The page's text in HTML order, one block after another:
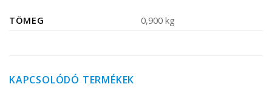
TÖMEG 0,900 kg
KAPCSOLÓDÓ TERMÉKEK